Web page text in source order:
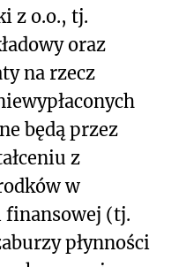
z o.o., tj.
oraz
na rzecz
będą przez
z
w
finansowej (tj.
płynności